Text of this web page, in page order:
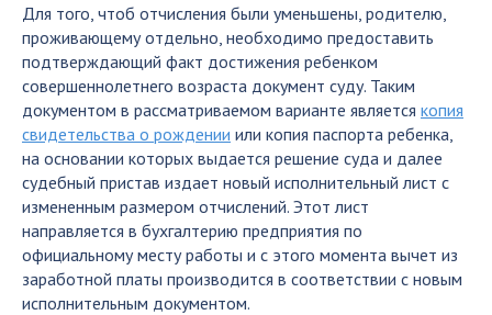
Для того, чтоб отчисления были уменьшены, родителю,
проживающему отдельно, необходимо предоставить
подтверждающий факт достижения ребенком
совершеннолетнего возраста документ суду. Таким
документом в рассматриваемом варианте является копия
свидетельства о рождении или копия паспорта ребенка,
на основании которых выдается решение суда и далее
судебный пристав издает новый исполнительный лист с
измененным размером отчислений. Этот лист
направляется в бухгалтерию предприятия по
официальному месту работы и с этого момента вычет из
заработной платы производится в соответствии с новым
исполнительным документом.